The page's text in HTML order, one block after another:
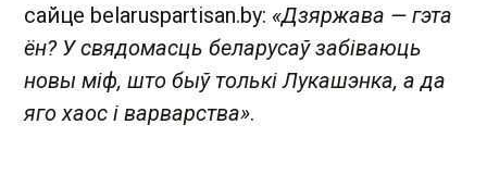
сайце belaruspartisan.by: «Дзяржава — гэта
ён? У свядомасць беларусаў забіваюць
новы міф, што быў толькі Лукашэнка, а да
яго хаос і варварства».